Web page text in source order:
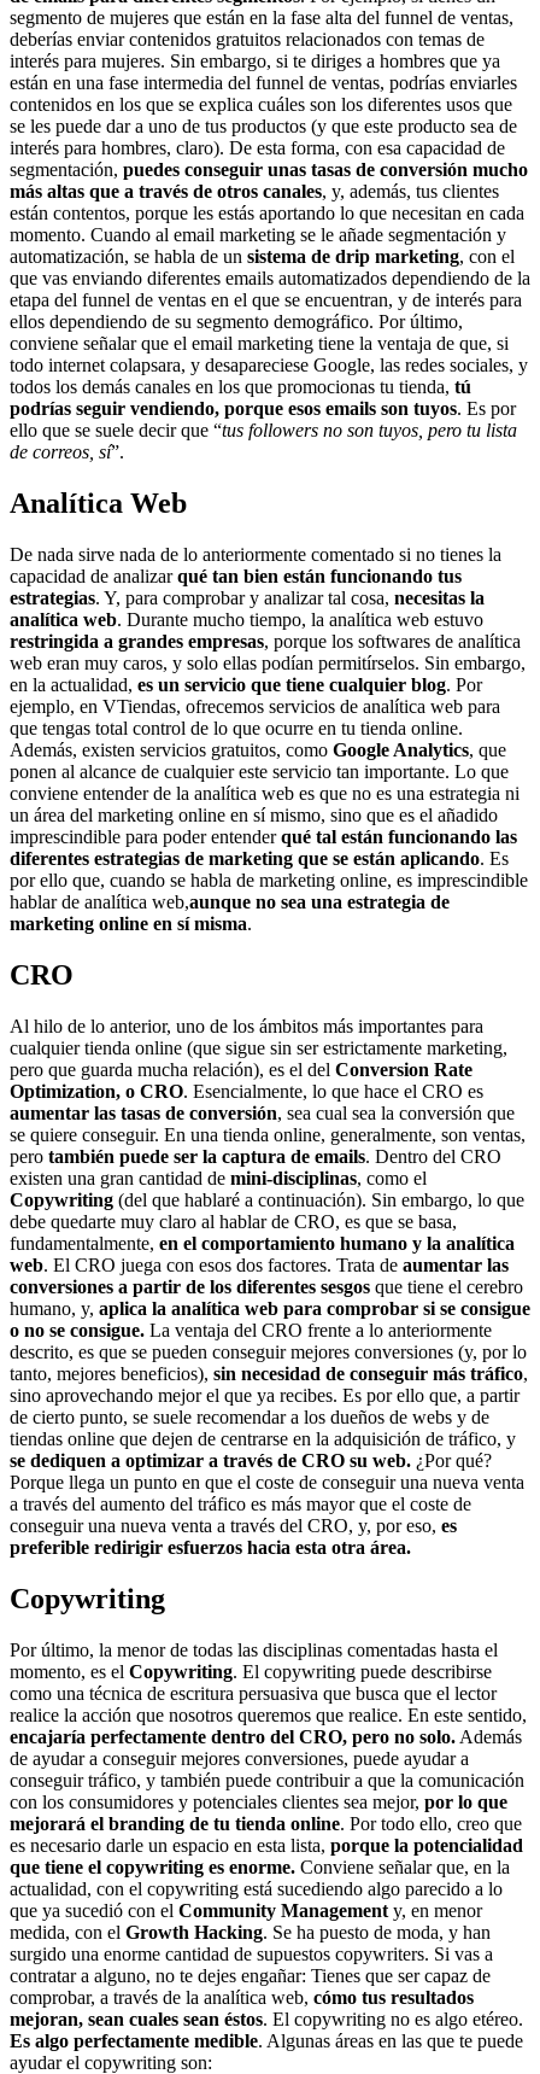
segmento de mujeres que están en la fase alta del funnel de ventas,
deberías enviar contenidos gratuitos relacionados con temas de
interés para mujeres. Sin embargo, si te diriges a hombres que ya
están en una fase intermedia del funnel de ventas, podrías enviarles
contenidos en los que se explica cuáles son los diferentes usos que
se les puede dar a uno de tus productos (y que este producto sea de
interés para hombres, claro). De esta forma, con esa capacidad de
segmentación, puedes conseguir unas tasas de conversión mucho
más altas que a través de otros canales, y, además, tus clientes
están contentos, porque les estás aportando lo que necesitan en cada
momento. Cuando al email marketing se le añade segmentación y
automatización, se habla de un sistema de drip marketing, con el
que vas enviando diferentes emails automatizados dependiendo de la
etapa del funnel de ventas en el que se encuentran, y de interés para
ellos dependiendo de su segmento demográfico. Por último,
conviene señalar que el email marketing tiene la ventaja de que, si
todo internet colapsara, y desapareciese Google, las redes sociales, y
todos los demás canales en los que promocionas tu tienda, tú
podrías seguir vendiendo, porque esos emails son tuyos. Es por
ello que se suele decir que “tus followers no son tuyos, pero tu lista
de correos, sí”.
Analítica Web
De nada sirve nada de lo anteriormente comentado si no tienes la
capacidad de analizarqué tan bien están funcionando tus
estrategias. Y, para comprobar y analizar tal cosa, necesitas la
analítica web. Durante mucho tiempo, la analítica web estuvo
restringida a grandes empresas, porque los softwares de analítica
web eran muy caros, y solo ellas podían permitírselos. Sin embargo,
en la actualidad, es un servicio que tiene cualquier blog. Por
ejemplo, en VTiendas, ofrecemos servicios de analítica web para
que tengas total control de lo que ocurre en tu tienda online.
Además, existen servicios gratuitos, como Google Analytics, que
ponen al alcance de cualquier este servicio tan importante. Lo que
conviene entender de la analítica web es que no es una estrategia ni
un área del marketing online en sí mismo, sino que es el añadido
imprescindible para poder entenderqué tal están funcionando las
diferentes estrategias de marketing que se están aplicando. Es
por ello que, cuando se habla de marketing online, es imprescindible
hablar de analítica web,aunque no sea una estrategia de
marketing online en sí misma.
CRO
Al hilo de lo anterior, uno de los ámbitos más importantes para
cualquier tienda online (que sigue sin ser estrictamente marketing,
pero que guarda mucha relación), es el del Conversion Rate
Optimization, o CRO. Esencialmente, lo que hace el CRO es
aumentar las tasas de conversión, sea cual sea la conversión que
se quiere conseguir. En una tienda online, generalmente, son ventas,
pero también puede ser la captura de emails. Dentro del CRO
existen una gran cantidad de mini-disciplinas, como el
Copywriting (del que hablaré a continuación). Sin embargo, lo que
debe quedarte muy claro al hablar de CRO, es que se basa,
fundamentalmente, en el comportamiento humano y la analítica
web. El CRO juega con esos dos factores. Trata de aumentar las
conversiones a partir de los diferentes sesgos que tiene el cerebro
humano, y, aplica la analítica web para comprobar si se consigue
o no se consigue. La ventaja del CRO frente a lo anteriormente
descrito, es que se pueden conseguir mejores conversiones (y, por lo
tanto, mejores beneficios), sin necesidad de conseguir más tráfico,
sino aprovechando mejor el que ya recibes. Es por ello que, a partir
de cierto punto, se suele recomendar a los dueños de webs y de
tiendas online que dejen de centrarse en la adquisición de tráfico, y
se dediquen a optimizar a través de CRO su web. ¿Por qué?
Porque llega un punto en que el coste de conseguir una nueva venta
a través del aumento del tráfico es más mayor que el coste de
conseguir una nueva venta a través del CRO, y, por eso, es
preferible redirigir esfuerzos hacia esta otra área.
Copywriting
Por último, la menor de todas las disciplinas comentadas hasta el
momento, es el Copywriting. El copywriting puede describirse
como una técnica de escritura persuasiva que busca que el lector
realice la acción que nosotros queremos que realice. En este sentido,
encajaría perfectamente dentro del CRO, pero no solo. Además
de ayudar a conseguir mejores conversiones, puede ayudar a
conseguir tráfico, y también puede contribuir a que la comunicación
con los consumidores y potenciales clientes sea mejor, por lo que
mejorará el branding de tu tienda online. Por todo ello, creo que
es necesario darle un espacio en esta lista, porque la potencialidad
que tiene el copywriting es enorme. Conviene señalar que, en la
actualidad, con el copywriting está sucediendo algo parecido a lo
que ya sucedió con el Community Management y, en menor
medida, con el Growth Hacking. Se ha puesto de moda, y han
surgido una enorme cantidad de supuestos copywriters. Si vas a
contratar a alguno, no te dejes engañar: Tienes que ser capaz de
comprobar, a través de la analítica web, cómo tus resultados
mejoran, sean cuales sean éstos. El copywriting no es algo etéreo.
Es algo perfectamente medible. Algunas áreas en las que te puede
ayudar el copywriting son: